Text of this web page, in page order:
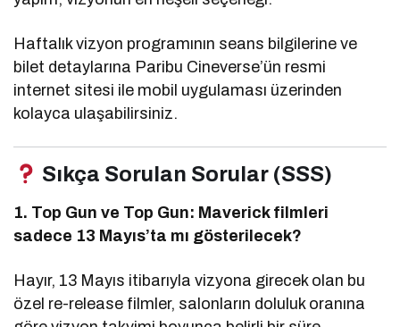
Haftalık vizyon programının seans bilgilerine ve
bilet detaylarına Paribu Cineverse’ün resmi
internet sitesi ile mobil uygulaması üzerinden
kolayca ulaşabilirsiniz.
Sıkça Sorulan Sorular (SSS)
1. Top Gun ve Top Gun: Maverick filmleri
sadece 13 Mayıs’ta mı gösterilecek?
Hayır, 13 Mayıs itibarıyla vizyona girecek olan bu
özel re-release filmler, salonların doluluk oranına